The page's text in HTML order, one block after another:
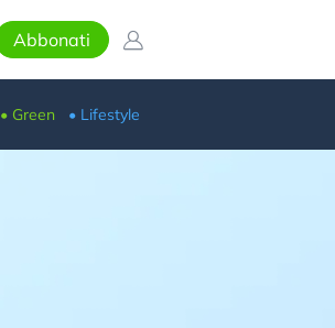
Abbonati
• Green • Lifestyle